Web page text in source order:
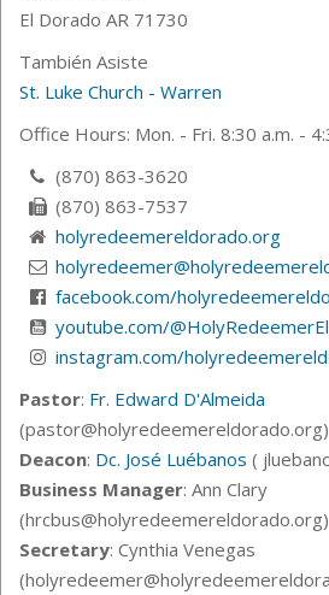
El Dorado AR 71730
También Asiste
St. Luke Church - Warren
Office Hours: Mon. - Fri. 8:30 a.m. -
(870) 863-3620
(870) 863-7537
holyredeemereldorado.org
facebook.com/
youtube.com/
instagram.com/
Pastor: Fr. Edward D'Almeida
(pastor@holyredeemereldorado.org)
Deacon: Dc. José Luébanos (
Business Manager: Ann Clary
(hrcbus@holyredeemereldorado.org)
Secretary: Cynthia Venegas